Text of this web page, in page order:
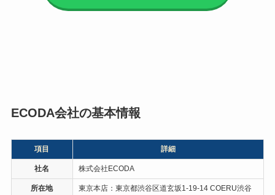
はなくて、ちゃんとこちら（買い
実際、契約、支払い、工事、助成金
セスは、すべて最初に説明を受けた
とおりにクリアできました。
ECODA会社の基本情報
項目 詳細
社名 株式会社ECODA
所在地
東京本店：東京都渋谷区道玄坂1-19-14 COERU渋谷